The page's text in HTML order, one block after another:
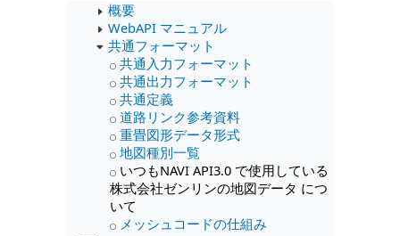
概要
WebAPI マニュアル
共通フォーマット
共通入力フォーマット
共通出力フォーマット
共通定義
道路リンク参考資料
重畳図形データ形式
地図種別一覧
いつもNAVI API3.0 で使用している
株式会社ゼンリンの地図データ につ
いて
メッシュコードの仕組み